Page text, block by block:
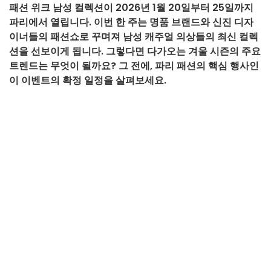
패션 위크 남성 컬렉션이 2026년 1월 20일부터 25일까지
파리에서 열립니다. 이번 한 주는 명품 브랜드와 신진 디자
이너들의 패션쇼로 꾸며져 남성 캐주얼 의상들의 최신 컬렉
션을 선보이게 됩니다. 그렇다면 다가오는 겨울 시즌의 주요
트렌드는 무엇이 될까요? 그 전에, 파리 패션의 핵심 행사인
이 이벤트의 확정 일정을 살펴보세요.